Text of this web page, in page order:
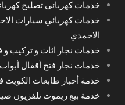
خدمات كهربائي تصليح
خدمات كهربائي سيارات
الاحمدي
خدمات نجار اثاث و تركيب و
خدمات نجار فتح أقفال
خدمة أحبار طابعات الكويت
خدمة بيع ريموت تلفزيون